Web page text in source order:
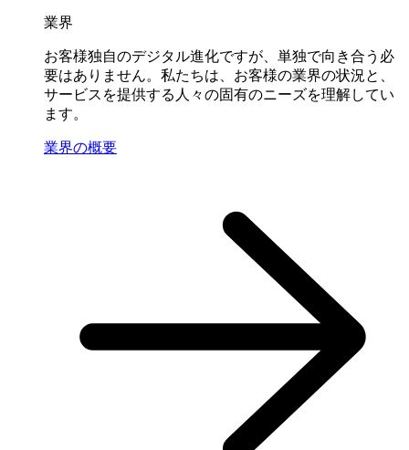
業界
お客様独自のデジタル進化ですが、単独で向き合う必
要はありません。私たちは、お客様の業界の状況と、
サービスを提供する人々の固有のニーズを理解してい
ます。
業界の概要